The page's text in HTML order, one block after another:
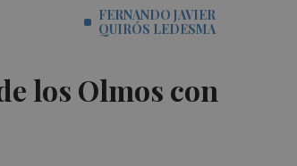
FERNANDO JAVIER
QUIRÓS LEDESMA
los Olmos con